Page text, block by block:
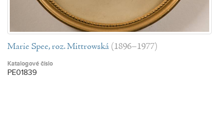
Marie Spee, roz. Mittrowská (1896–1977)
Katalogové číslo
PE01839